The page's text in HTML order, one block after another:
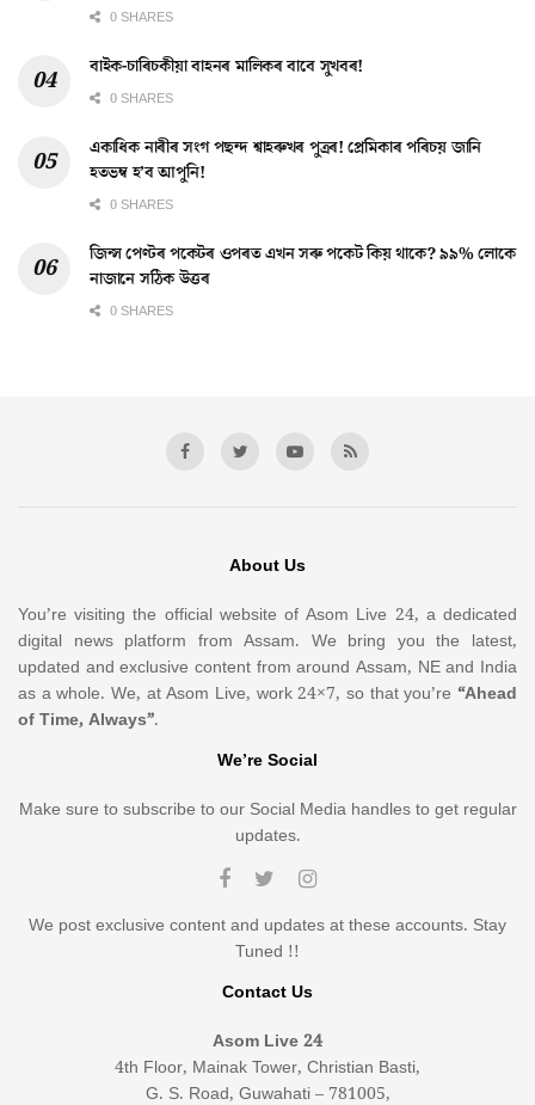
0 SHARES
বাইক-চাৰিচকীয়া বাহনৰ মালিকৰ বাবে সুখবৰ!
0 SHARES
একাধিক নাৰীৰ সংগ পছন্দ শ্বাহৰুখৰ পুত্ৰৰ! প্ৰেমিকাৰ পৰিচয় জানি
হতভম্ব হ’ব আপুনি!
0 SHARES
জিন্স পেণ্টৰ পকেটৰ ওপৰত এখন সৰু পকেট কিয় থাকে? ৯৯% লোকে
নাজানে সঠিক উত্তৰ
0 SHARES
About Us
You’re visiting the official website of Asom Live 24, a dedicated
digital news platform from Assam. We bring you the latest,
updated and exclusive content from around Assam, NE and India
as a whole. We, at Asom Live, work 24×7, so that you’re “Ahead
of Time, Always”.
We’re Social
Make sure to subscribe to our Social Media handles to get regular
updates.
We post exclusive content and updates at these accounts. Stay
Tuned !!
Contact Us
Asom Live 24
4th Floor, Mainak Tower, Christian Basti,
G. S. Road, Guwahati – 781005,